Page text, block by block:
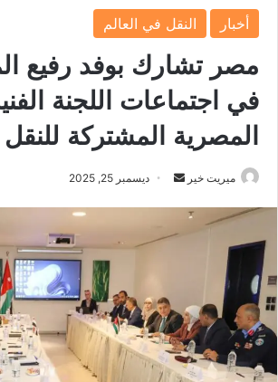
أخبار النقل في العالم
مصر تشارك بوفد رفيع
في اجتماعات اللجنة
المصرية المشتركة
ميريت خير
ي
د
ا
ديسمبر 25, 2025